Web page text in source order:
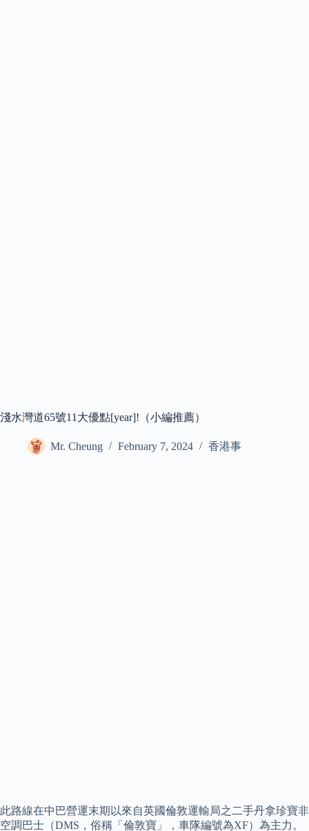
淺水灣道65號11大優點[year]!（小編推薦）
Mr. Cheung February 7, 2024 香港事
此路線在中巴營運末期以來自英國倫敦運輸局之二手丹拿珍寶非
空調巴士（DMS，俗稱「倫敦寶」，車隊編號為XF）為主力。